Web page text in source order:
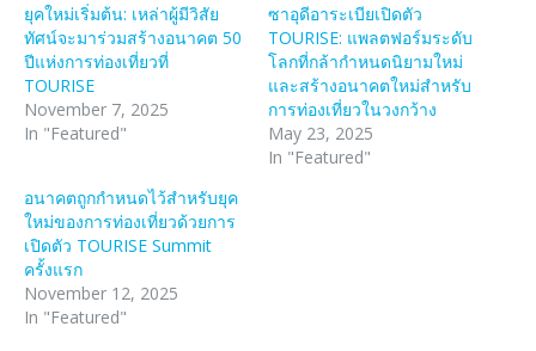
ยุคใหม่เริ่มต้น: เหล่าผู้มีวิสัย
ทัศน์จะมาร่วมสร้างอนาคต 50
ปีแห่งการท่องเที่ยวที่
TOURISE
November 7, 2025
In "Featured"
ซาอุดีอาระเบียเปิดตัว
TOURISE: แพลตฟอร์มระดับ
โลกที่กล้ากำหนดนิยามใหม่
และสร้างอนาคตใหม่สำหรับ
การท่องเที่ยวในวงกว้าง
May 23, 2025
In "Featured"
อนาคตถูกกำหนดไว้สำหรับยุค
ใหม่ของการท่องเที่ยวด้วยการ
เปิดตัว TOURISE Summit
ครั้งแรก
November 12, 2025
In "Featured"